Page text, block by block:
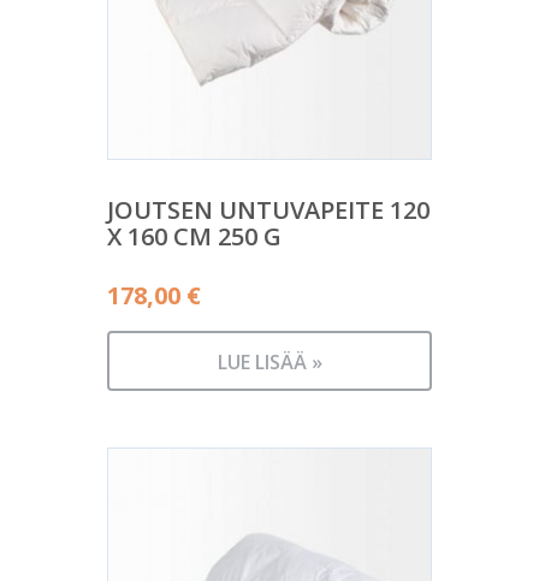
JOUTSEN UNTUVAPEITE 120
X 160 CM 250 G
178,00 €
LUE LISÄÄ »